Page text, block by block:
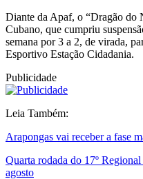
Diante da Apaf, o “Dragão do
Cubano, que cumpriu
semana por 3 a 2, de virada,
Esportivo Estação Cidadania.
Publicidade
Leia Também:
Arapongas vai receber a fase
Quarta rodada do 17º
agosto